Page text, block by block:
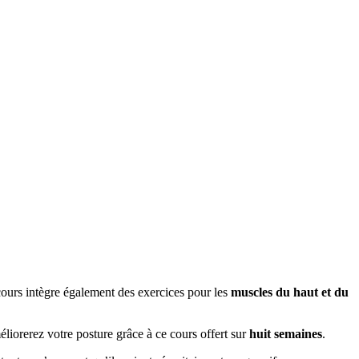
intègre également des exercices pour les muscles du haut et du
votre posture grâce à ce cours offert surhuit semaines.